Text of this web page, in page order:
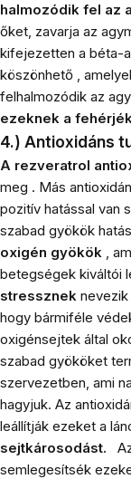
halmozódik fel az
őket, zavarja az
kifejezetten a béta-
köszönhető ,
felhalmozódik az
ezeknek a
4.) Antioxidáns
A rezveratrol
meg . Más
pozitív hatással van
szabad gyökök
oxigén gyökök ,
betegségek kiváltói
stressznek nevezik
hogy bármiféle
oxigénsejtek által
szabad gyököket
szervezetben, ami
hagyjuk. Az
leállítják ezeket a
sejtkárosodást.
semlegesítsék